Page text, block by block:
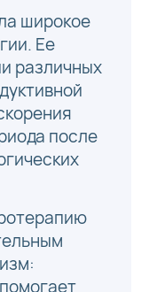
широкое
Ее
различных
после